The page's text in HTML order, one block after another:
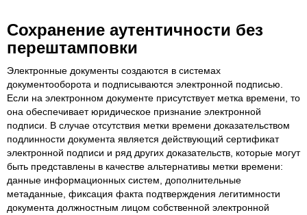
Сохранение аутентичности без
перештамповки
Электронные документы создаются в системах
документооборота и подписываются электронной подписью.
Если на электронном документе присутствует метка времени, то
она обеспечивает юридическое признание электронной
подписи. В случае отсутствия метки времени доказательством
подлинности документа является действующий сертификат
электронной подписи и ряд других доказательств, которые могут
быть представлены в качестве альтернативы метки времени:
данные информационных систем, дополнительные
метаданные, фиксация факта подтверждения легитимности
документа должностным лицом собственной электронной